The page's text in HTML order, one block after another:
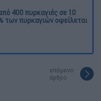
400 πυρκαγιές σε 10
των πυρκαγιών οφείλεται
επόμενο
άρθρο